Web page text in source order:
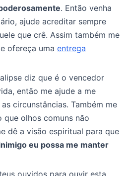
. Então venha
ajude acreditar sempre
que crê. Assim também me
ofereça uma entrega
diz que é o vencedor
então me ajude a me
circunstâncias. Também me
que olhos comuns não
dê a visão espiritual para que
eu possa me manter
ouvidos para ouvir esta